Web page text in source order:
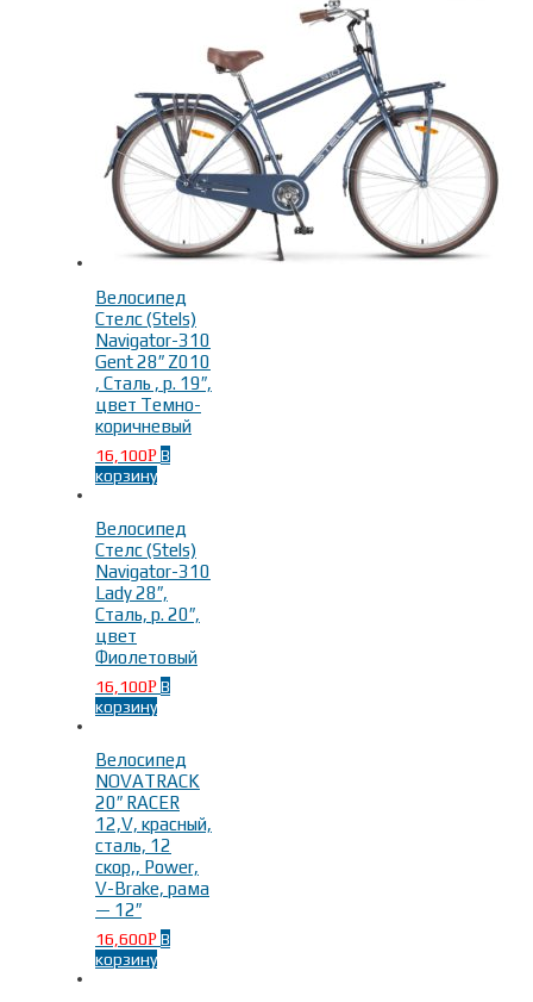
Велосипед
Стелс (Stels)
Navigator-310
Gent 28″ Z010
, Сталь , р. 19″,
цвет Темно-
коричневый
16,100Р В
корзину
Велосипед
Стелс (Stels)
Navigator-310
Lady 28″,
Сталь, р. 20″,
цвет
Фиолетовый
16,100Р В
корзину
Велосипед
NOVATRACK
20″ RACER
12,V, красный,
сталь, 12
скор,, Power,
V-Brake, рама
— 12″
16,600Р В
корзину